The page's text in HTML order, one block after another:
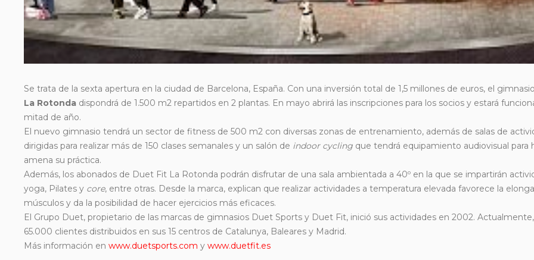
Se trata de la sexta apertura en la ciudad de Barcelona, España. Con una inversión total de 1,5 millones de euros, el
La Rotonda dispondrá de 1.500 m2 repartidos en 2 plantas. En mayo abrirá las inscripciones para los socios y estará
mitad de año.
El nuevo gimnasio tendrá un sector de fitness de 500 m2 con diversas zonas de entrenamiento, además de salas de
dirigidas para realizar más de 150 clases semanales y un salón de indoor cycling que tendrá equipamiento audiovisual para
amena su práctica.
Además, los abonados de Duet Fit La Rotonda podrán disfrutar de una sala ambientada a 40º en la que se impartirán
yoga, Pilates y core, entre otras. Desde la marca, explican que realizar actividades a temperatura elevada favorece la
músculos y da la posibilidad de hacer ejercicios más eficaces.
El Grupo Duet, propietario de las marcas de gimnasios Duet Sports y Duet Fit, inició sus actividades en 2002.
65.000 clientes distribuidos en sus 15 centros de Catalunya, Baleares y Madrid.
Más información en www.duetsports.com y www.duetfit.es